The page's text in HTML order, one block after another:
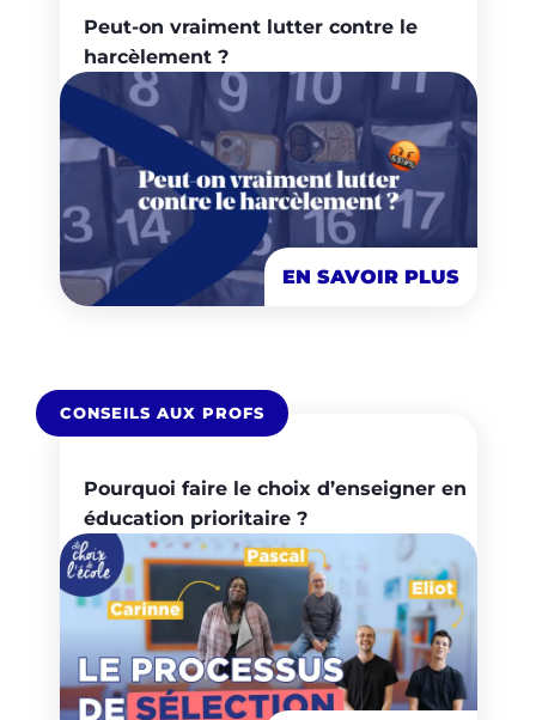
Peut-on vraiment lutter contre le
harcèlement ?
EN SAVOIR PLUS
CONSEILS AUX PROFS
Pourquoi faire le choix d’enseigner en
éducation prioritaire ?